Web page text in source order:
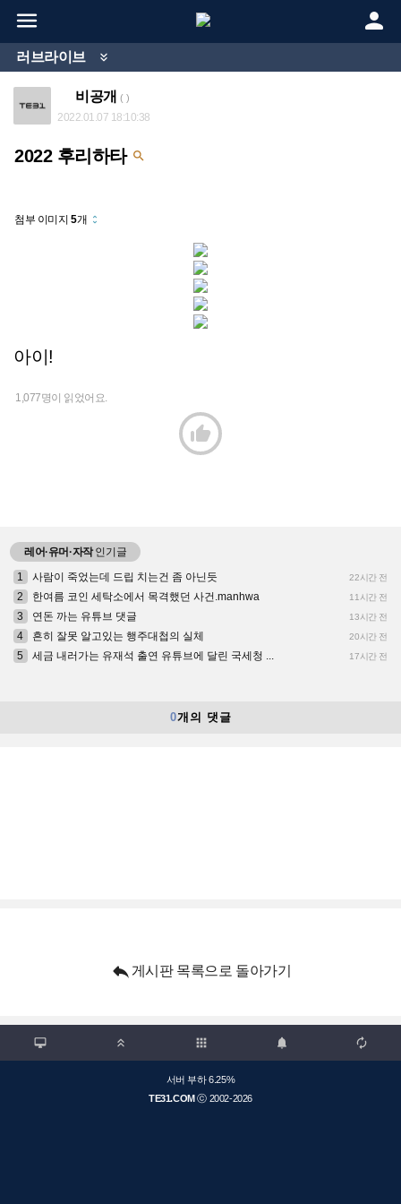
 
러브라이브 
비공개 ( )
2022.01.07 18:10:38
2022 후리하타 
첨부 이미지5개 unfold_more
아이!
1,077명이 읽었어요.

레어·유머·자작인기글
1
사람이 죽었는데 드립 치는건 좀 아닌듯 22시간 전
2 한여름 코인 세탁소에서 목격했던 사건.manhwa 11시간 전
3 연돈 까는 유튜브 댓글 13시간 전
4 흔히 잘못 알고있는 행주대첩의 실체 20시간 전
5 세금 내러가는 유재석 출연 유튜브에 달린 국세청 ... 17시간 전
0개의 댓글
 게시판 목록으로 돌아가기
  apps  
서버 부하 6.25%
TE31.COMⓒ 2002-2026